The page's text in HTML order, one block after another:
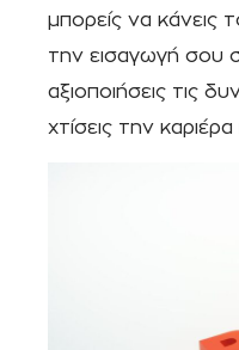
μπορείς να κάνεις
την εισαγωγή σου
αξιοποιήσεις τις
χτίσεις την καριέρα